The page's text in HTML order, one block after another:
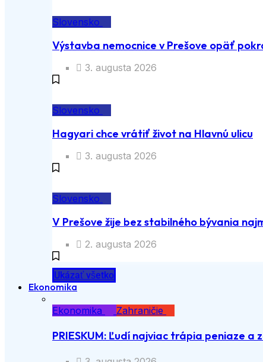
Slovensko
Výstavba nemocnice v Prešove opäť
3. augusta 2026
Slovensko
Hagyari chce vrátiť život na Hlavnú ulicu
3. augusta 2026
Slovensko
V Prešove žije bez stabilného bývania
2. augusta 2026
Ukázať všetko
Ekonomika
Ekonomika
Zahraničie
PRIESKUM: Ľudí najviac trápia peniaze